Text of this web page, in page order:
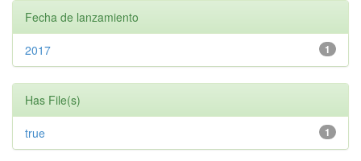
Fecha de lanzamiento
1
2017
Has File(s)
1
true